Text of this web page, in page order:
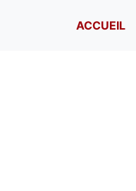
ACCUEIL